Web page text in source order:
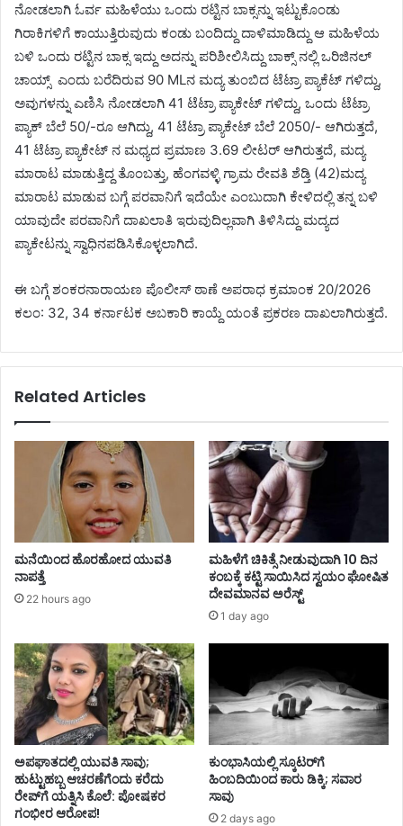
ನೋಡಲಾಗಿ ಓರ್ವ ಮಹಿಳೆಯು ಒಂದು ರಟ್ಟಿನ ಬಾಕ್ಸನ್ನು ಇಟ್ಟುಕೊಂಡು
ಗಿರಾಕಿಗಳಿಗೆ ಕಾಯುತ್ತಿರುವುದು ಕಂಡು ಬಂದಿದ್ದು ದಾಳಿಮಾಡಿದ್ದು ಆ ಮಹಿಳೆಯ
ಬಳಿ ಒಂದು ರಟ್ಟಿನ ಬಾಕ್ಸ ಇದ್ದು ಅದನ್ನು ಪರಿಶೀಲಿಸಿದ್ದು ಬಾಕ್ಸ್ ನಲ್ಲಿ ಒರಿಜಿನಲ್
ಚಾಯ್ಸ್ ಎಂದು ಬರೆದಿರುವ 90 MLನ ಮದ್ಯ ತುಂಬಿದ ಟೆಟ್ರಾ ಪ್ಯಾಕೆಟ್ ಗಳಿದ್ದು,
ಅವುಗಳನ್ನು ಎಣಿಸಿ ನೋಡಲಾಗಿ 41 ಟೆಟ್ರಾ ಪ್ಯಾಕೇಟ್ ಗಳಿದ್ದು, ಒಂದು ಟೆಟ್ರಾ
ಪ್ಯಾಕ್ ಬೆಲೆ 50/-ರೂ ಆಗಿದ್ದು, 41 ಟೆಟ್ರಾ ಪ್ಯಾಕೇಟ್ ಬೆಲೆ 2050/- ಆಗಿರುತ್ತದೆ,
41 ಟೆಟ್ರಾ ಪ್ಯಾಕೇಟ್ ನ ಮಧ್ಯದ ಪ್ರಮಾಣ 3.69 ಲೀಟರ್ ಆಗಿರುತ್ತದೆ, ಮದ್ಯ
ಮಾರಾಟ ಮಾಡುತ್ತಿದ್ದ ತೊಂಬತ್ತು, ಹೆಂಗವಳ್ಳಿ ಗ್ರಾಮ ರೇವತಿ ಶೆಡ್ತಿ (42)ಮದ್ಯ
ಮಾರಾಟ ಮಾಡುವ ಬಗ್ಗೆ ಪರವಾನಿಗೆ ಇದೆಯೇ ಎಂಬುದಾಗಿ ಕೇಳಿದಲ್ಲಿ ತನ್ನ ಬಳಿ
ಯಾವುದೇ ಪರವಾನಿಗೆ ದಾಖಲಾತಿ ಇರುವುದಿಲ್ಲವಾಗಿ ತಿಳಿಸಿದ್ದು ಮದ್ಯದ
ಪ್ಯಾಕೇಟನ್ನು ಸ್ವಾಧಿನಪಡಿಸಿಕೊಳ್ಳಲಾಗಿದೆ.
ಈ ಬಗ್ಗೆ ಶಂಕರನಾರಾಯಣ ಪೊಲೀಸ್‌ ಠಾಣೆ ಅಪರಾಧ ಕ್ರಮಾಂಕ 20/2026
ಕಲಂ: 32, 34 ಕರ್ನಾಟಕ ಅಬಕಾರಿ ಕಾಯ್ದೆ ಯಂತೆ ಪ್ರಕರಣ ದಾಖಲಾಗಿರುತ್ತದೆ.
Related Articles
ಮನೆಯಿಂದ ಹೊರಹೋದ ಯುವತಿ
ನಾಪತ್ತೆ
22 hours ago
ಮಹಿಳೆಗೆ ಚಿಕಿತ್ಸೆ ನೀಡುವುದಾಗಿ 10 ದಿನ
ಕಂಬಕ್ಕೆ ಕಟ್ಟಿ ಸಾಯಿಸಿದ ಸ್ವಯಂ ಘೋಷಿತ
ದೇವಮಾನವ ಅರೆಸ್ಟ್
1 day ago
ಅಪಘಾತದಲ್ಲಿ ಯುವತಿ ಸಾವು;
ಹುಟ್ಟುಹಬ್ಬ ಆಚರಣೆಗೆಂದು ಕರೆದು
ರೇಪ್‌ಗೆ ಯತ್ನಿಸಿ ಕೊಲೆ: ಪೋಷಕರ
ಗಂಭೀರ ಆರೋಪ!
ಕುಂಭಾಸಿಯಲ್ಲಿ ಸ್ಕೂಟರ್‌ಗೆ
ಹಿಂಬದಿಯಿಂದ ಕಾರು ಡಿಕ್ಕಿ; ಸವಾರ
ಸಾವು
2 days ago